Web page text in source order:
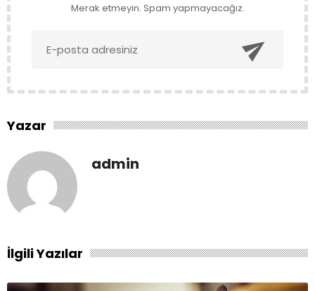
Merak etmeyin. Spam yapmayacağız.

Yazar
admin
İlgili Yazılar